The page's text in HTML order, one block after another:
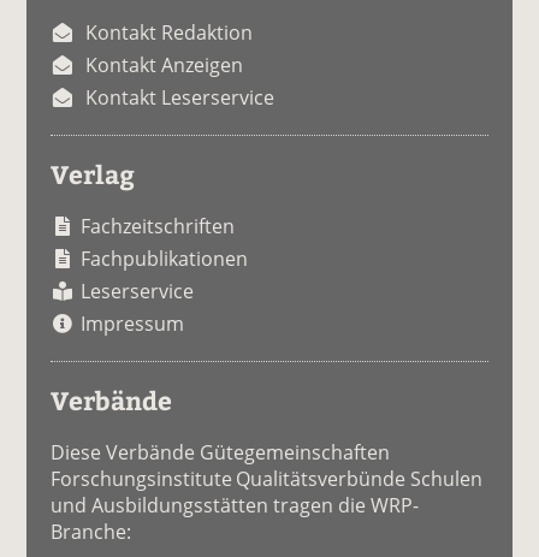
Kontakt Redaktion
Kontakt Anzeigen
Kontakt Leserservice
Verlag
Fachzeitschriften
Fachpublikationen
Leserservice
Impressum
Verbände
Diese Verbände Gütegemeinschaften
Forschungsinstitute Qualitätsverbünde Schulen
und Ausbildungsstätten tragen die WRP-
Branche: